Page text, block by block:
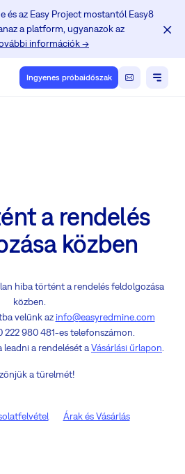
és az Easy Project mostantól Easy8
a platform, ugyanazok az
információk →
Ingyenes próbaidőszak
a rendelés
közben
hiba történt a rendelés feldolgozása
közben.
velünk az info@easyredmine.com
980 481-es telefonszámon.
a rendelését aVásárlási űrlapon
a türelmét!
Árak és Vásárlás